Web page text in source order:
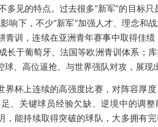
多见的特点。过去很多“新军”的目标只
响下，不少“新军”加强人才、理念和战
青训，连续在亚洲青年赛事中取得佳绩
长于葡萄牙、法国等欧洲青训体系；
、高位逼抢、与世界强队对攻，展现
界杯上连续的高强度比赛，对阵容厚
、关键球员经验欠缺、逆境中的调整
，能持续取得突破的球队，大多拥有完